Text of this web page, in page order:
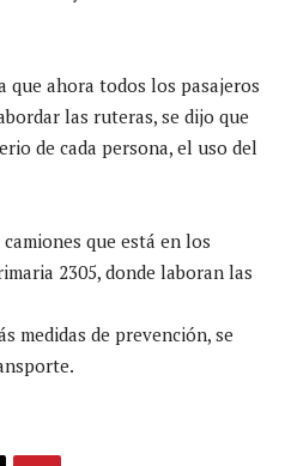
que ahora todos los pasajeros
las ruteras, se dijo que
de cada persona, el uso del
que está en los
2305, donde laboran las
medidas de prevención, se